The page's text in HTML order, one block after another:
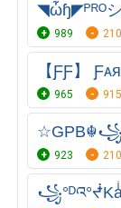
◥ὦɧ◤ᴾᴿᴼ
989 210
【ƑƑ】
965 915
923